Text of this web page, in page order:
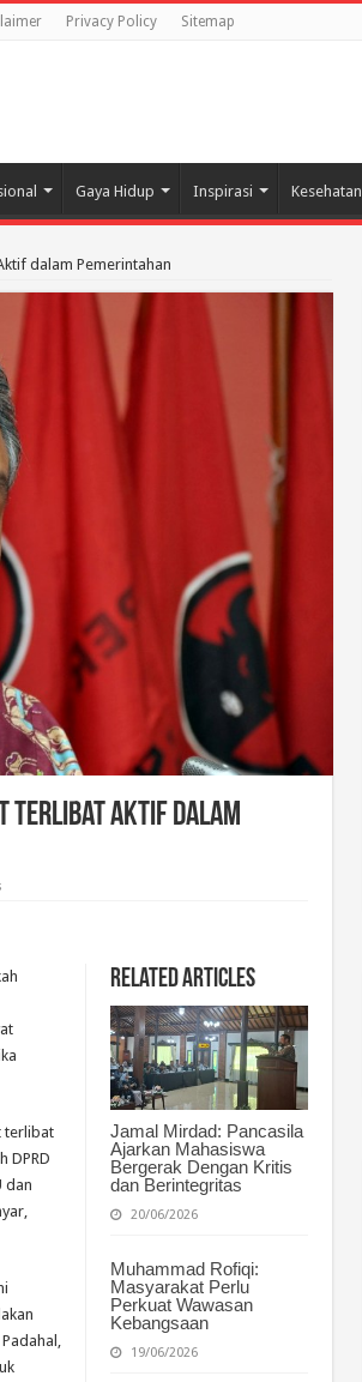
Privacy Policy Sitemap
Gaya Hidup Inspirasi Kesehatan
dalam Pemerintahan
Terlibat Aktif dalam
Related Articles
Jamal Mirdad: Pancasila
Ajarkan Mahasiswa
Bergerak Dengan Kritis
dan Berintegritas
20/06/2026
Muhammad Rofiqi:
Masyarakat Perlu
Perkuat Wawasan
Kebangsaan
19/06/2026
terlibat
DPRD
dan